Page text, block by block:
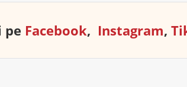
pe Facebook, Instagram,